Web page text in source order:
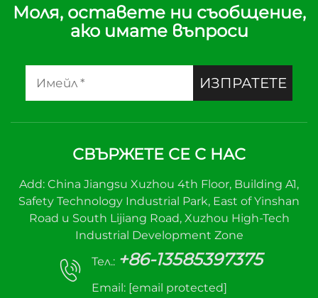
Моля, оставете ни съобщение,
ако имате въпроси
ИЗПРАТЕТЕ
СВЪРЖЕТЕ СЕ С НАС
Add: China Jiangsu Xuzhou 4th Floor, Building A1,
Safety Technology Industrial Park, East of Yinshan
Road и South Lijiang Road, Xuzhou High-Tech
Industrial Development Zone
Тел.: +86-13585397375
Email: [email protected]